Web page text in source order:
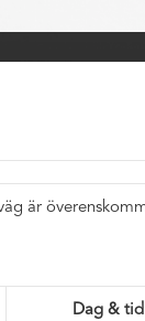
är
Dag & tid